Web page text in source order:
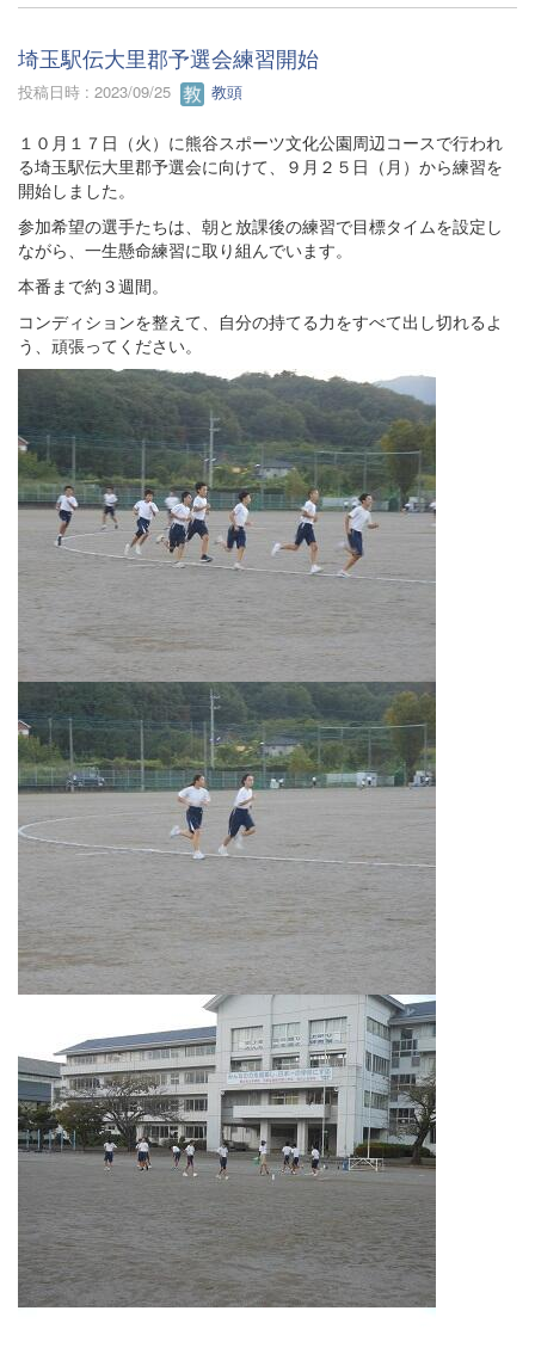
埼玉駅伝大里郡予選会練習開始
投稿日時 : 2023/09/25 教頭
１０月１７日（火）に熊谷スポーツ文化公園周辺コースで行われ
る埼玉駅伝大里郡予選会に向けて、９月２５日（月）から練習を
開始しました。
参加希望の選手たちは、朝と放課後の練習で目標タイムを設定し
ながら、一生懸命練習に取り組んでいます。
本番まで約３週間。
コンディションを整えて、自分の持てる力をすべて出し切れるよ
う、頑張ってください。